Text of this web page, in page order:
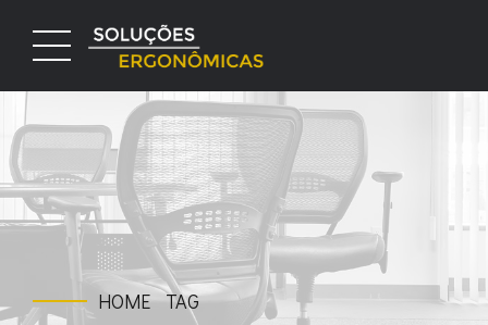
HOME TAG